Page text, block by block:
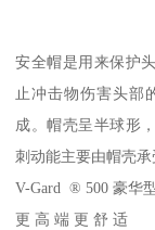
安全帽是用来保护
止冲击物伤害头部
成。帽壳呈半球形
刺动能主要由帽壳承
V-Gard ® 500 豪华
更 高 端 更 舒 适